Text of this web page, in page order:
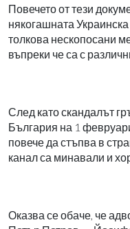
Повечето от тези
някогашната
толкова нескопосани
въпреки че са с
След като скандалът
България на 1
повече да стъпва в
канал са минавали и
Оказва се обаче, че